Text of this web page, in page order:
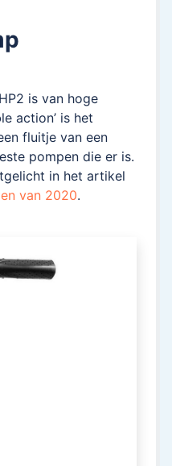
is van hoge
action’ is het
fluitje van een
pompen die er is.
in het artikel
van 2020.